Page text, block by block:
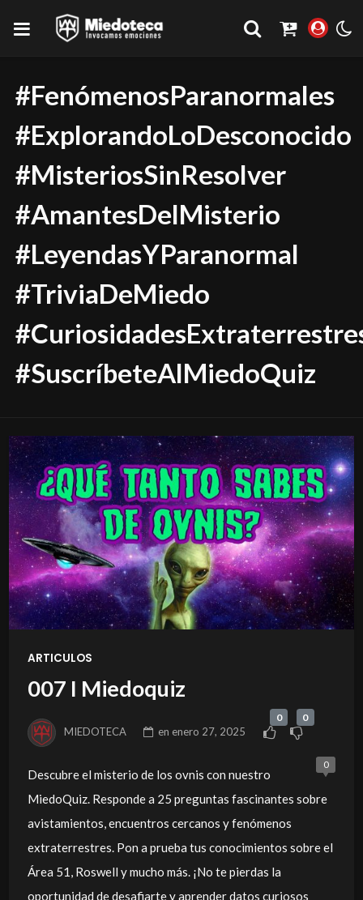
#FenómenosParanormales
#ExplorandoLoDesconocido
#MisteriosSinResolver
#AmantesDelMisterio
#LeyendasYParanormal
#TriviaDeMiedo
#SuscríbeteAlMiedoQuiz
ARTICULOS
007 I Miedoquiz
MIEDOTECA en enero 27, 2025
0 0
0
Descubre el misterio de los ovnis con nuestro
MiedoQuiz. Responde a 25 preguntas fascinantes sobre
avistamientos, encuentros cercanos y fenómenos
extraterrestres. Pon a prueba tus conocimientos sobre el
Área 51, Roswell y mucho más. ¡No te pierdas la
oportunidad de desafiarte y aprender datos curiosos